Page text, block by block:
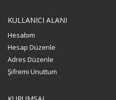
KULLANICI ALANI
Hesabım
Hesap Düzenle
Adres Düzenle
Şifremi Unuttum